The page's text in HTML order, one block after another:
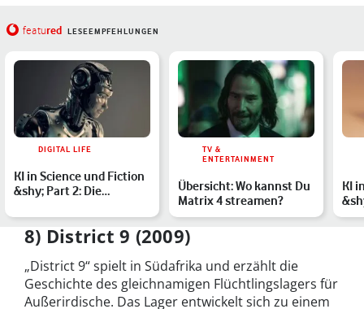
featured LESEEMPFEHLUNGEN
DIGITAL LIFE
KI in Science und Fiction
&shy; Part 2: Die
TV &
ENTERTAINMENT
Übersicht: Wo kannst Du
Matrix 4 streamen?
KI
8) District 9 (2009)
„District 9“ spielt in Südafrika und erzählt die
Geschichte des gleichnamigen Flüchtlingslagers für
Außerirdische. Das Lager entwickelt sich zu einem